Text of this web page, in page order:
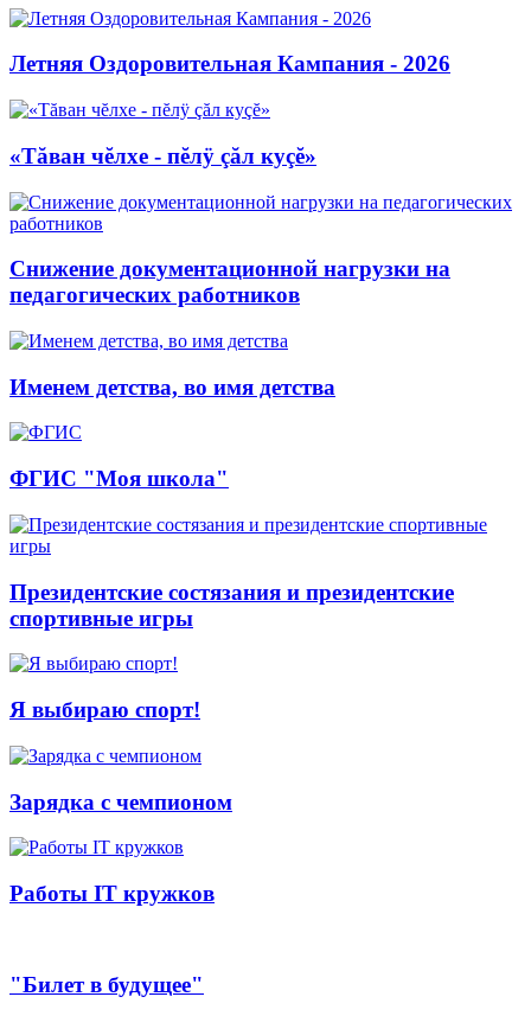
Летняя Оздоровительная Кампания - 2026
«Тăван чĕлхе - пĕлÿ çăл куçĕ»
Снижение документационной нагрузки на
педагогических работников
Именем детства, во имя детства
ФГИС "Моя школа"
Президентские состязания и президентские
спортивные игры
Я выбираю спорт!
Зарядка с чемпионом
Работы IT кружков
"Билет в будущее"